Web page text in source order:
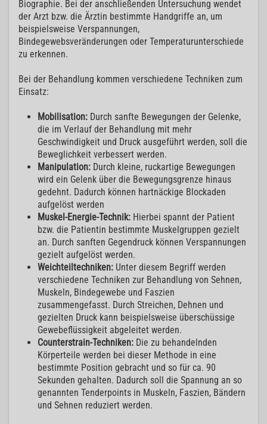
Biographie. Bei der anschließenden Untersuchung wendet
der Arzt bzw. die Ärztin bestimmte Handgriffe an, um
beispielsweise Verspannungen,
Bindegewebsveränderungen oder Temperaturunterschiede
zu erkennen.
Bei der Behandlung kommen verschiedene Techniken zum
Einsatz:
Mobilisation: Durch sanfte Bewegungen der Gelenke,
die im Verlauf der Behandlung mit mehr
Geschwindigkeit und Druck ausgeführt werden, soll die
Beweglichkeit verbessert werden.
Manipulation: Durch kleine, ruckartige Bewegungen
wird ein Gelenk über die Bewegungsgrenze hinaus
gedehnt. Dadurch können hartnäckige Blockaden
aufgelöst werden
Muskel-Energie-Technik: Hierbei spannt der Patient
bzw. die Patientin bestimmte Muskelgruppen gezielt
an. Durch sanften Gegendruck können Verspannungen
gezielt aufgelöst werden.
Weichteiltechniken: Unter diesem Begriff werden
verschiedene Techniken zur Behandlung von Sehnen,
Muskeln, Bindegewebe und Faszien
zusammengefasst. Durch Streichen, Dehnen und
gezielten Druck kann beispielsweise überschüssige
Gewebeflüssigkeit abgeleitet werden.
Counterstrain-Techniken: Die zu behandelnden
Körperteile werden bei dieser Methode in eine
bestimmte Position gebracht und so für ca. 90
Sekunden gehalten. Dadurch soll die Spannung an so
genannten Tenderpoints in Muskeln, Faszien, Bändern
und Sehnen reduziert werden.